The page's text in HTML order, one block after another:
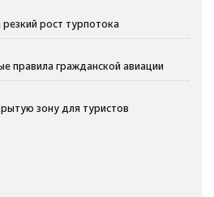
рост турпотока
правила гражданской авиации
зону для туристов